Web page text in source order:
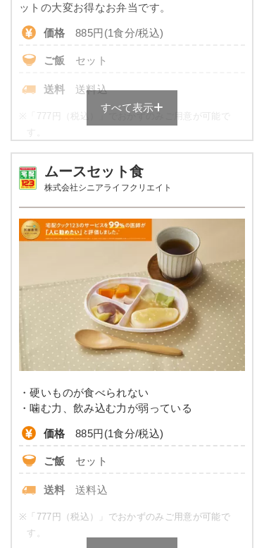
白菜と豚肉のみぞれがけ
マカロニのケチャップ和え
鶏肉と野菜の寄せ煮
ほうれん草の柚子味噌和え
エネルギー：427kcal、たんぱく質：14.6g、脂
質：3.9g、炭水化物：80.3g、ナトリウム：
708mg、食塩相当量：1.8g
※メニューの補足
ご飯セットの栄養素です。お弁当献立の一例と
その栄養価のため、実際にご提供可能なメニュ
ーではないのでご注意ください。
ットの大変お得なお弁当です。
価格 885円(1食分/税込)
ご飯 セット
送料 送料込
※
「777円（税込）」でおかずのみご用意が可能で
品数 5品～6品
カロリー 306～408kcal
3.0g以下
タンパク質 -
脂質 -
糖質 -
リン -
カリウム -
コレステロール -
※カロリーは目安の数値であるため、メニューによっ
価です。
やわらか食のメニュー例
すべて表示
ムースセット食
株式会社シニアライフクリエイト
・硬いものが食べられない
・噛む力、飲み込む力が弱っている
価格 885円(1食分/税込)
ご飯 セット
送料 送料込
※ 「777円（税込）」でおかずのみご用意が可能で
す。